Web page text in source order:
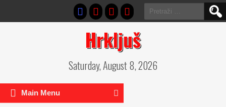
Pretraga:
Hrkljuš
Saturday, August 8, 2026
Main Menu